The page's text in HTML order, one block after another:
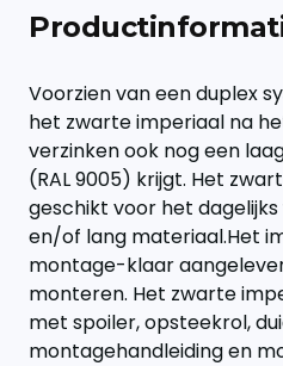
Voorzien van een duplex
het zwarte imperiaal na
verzinken ook nog een
(RAL 9005) krijgt. Het
geschikt voor het
en/of lang materiaal.Het
montage-klaar
monteren. Het zwarte
met spoiler, opsteekrol,
montagehandleiding en